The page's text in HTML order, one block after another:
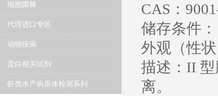
细胞菌株
代理进口专区
动物疫病
蛋白相关试剂
虾类水产病原体检测系列
CAS：
储存条件
外观（性
描述：II
离。